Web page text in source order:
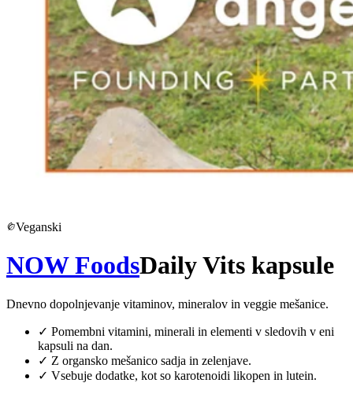
Veganski
NOW FoodsDaily Vits kapsule
Dnevno dopolnjevanje vitaminov, mineralov in veggie mešanice.
✓ Pomembni vitamini, minerali in elementi v sledovih v eni
kapsuli na dan.
✓ Z organsko mešanico sadja in zelenjave.
✓ Vsebuje dodatke, kot so karotenoidi likopen in lutein.